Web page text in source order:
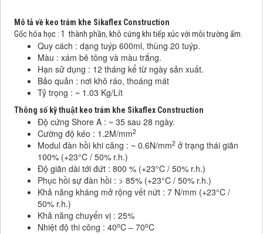
Mô tả về keo trám khe Sikaflex Construction
Gốc hóa học : 1 thành phần, khô cứng khi tiếp xúc với môi trường ẩm.
Quy cách : dạng tuýp 600ml, thùng 20 tuýp.
Màu : xám bê tông và màu trắng.
Hạn sử dụng : 12 tháng kể từ ngày sản xuất.
Bảo quản : nơi khô ráo, thoáng mát
Tỷ trọng : ~ 1.03 Kg/Lít
Thông số kỹ thuật keo trám khe Sikaflex Construction
Độ cứng Shore A : ~ 35 sau 28 ngày.
Cường độ kéo : 1.2M/mm2
Modul đàn hồi khi căng : ~ 0.6N/mm2 ở trạng thái giãn
100% (+23°C / 50% r.h.)
Độ giãn dài tới đứt : 800 % (+23°C / 50% r.h.)
Phục hồi sự đàn hồi : > 85% (+23°C / 50% r.h.)
Khả năng kháng mở rộng vết nứt : 7 N/mm (+23°C /
50% r.h.)
Khả năng chuyển vị : 25%
Nhiệt độ thi công : 40oC – 70oC